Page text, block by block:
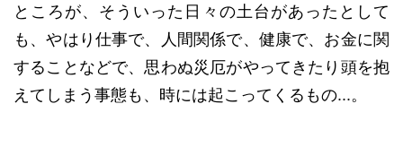
ところが、そういった日々の土台があったとして
も、やはり仕事で、人間関係で、健康で、お金に関
することなどで、思わぬ災厄がやってきたり頭を抱
えてしまう事態も、時には起こってくるもの...。